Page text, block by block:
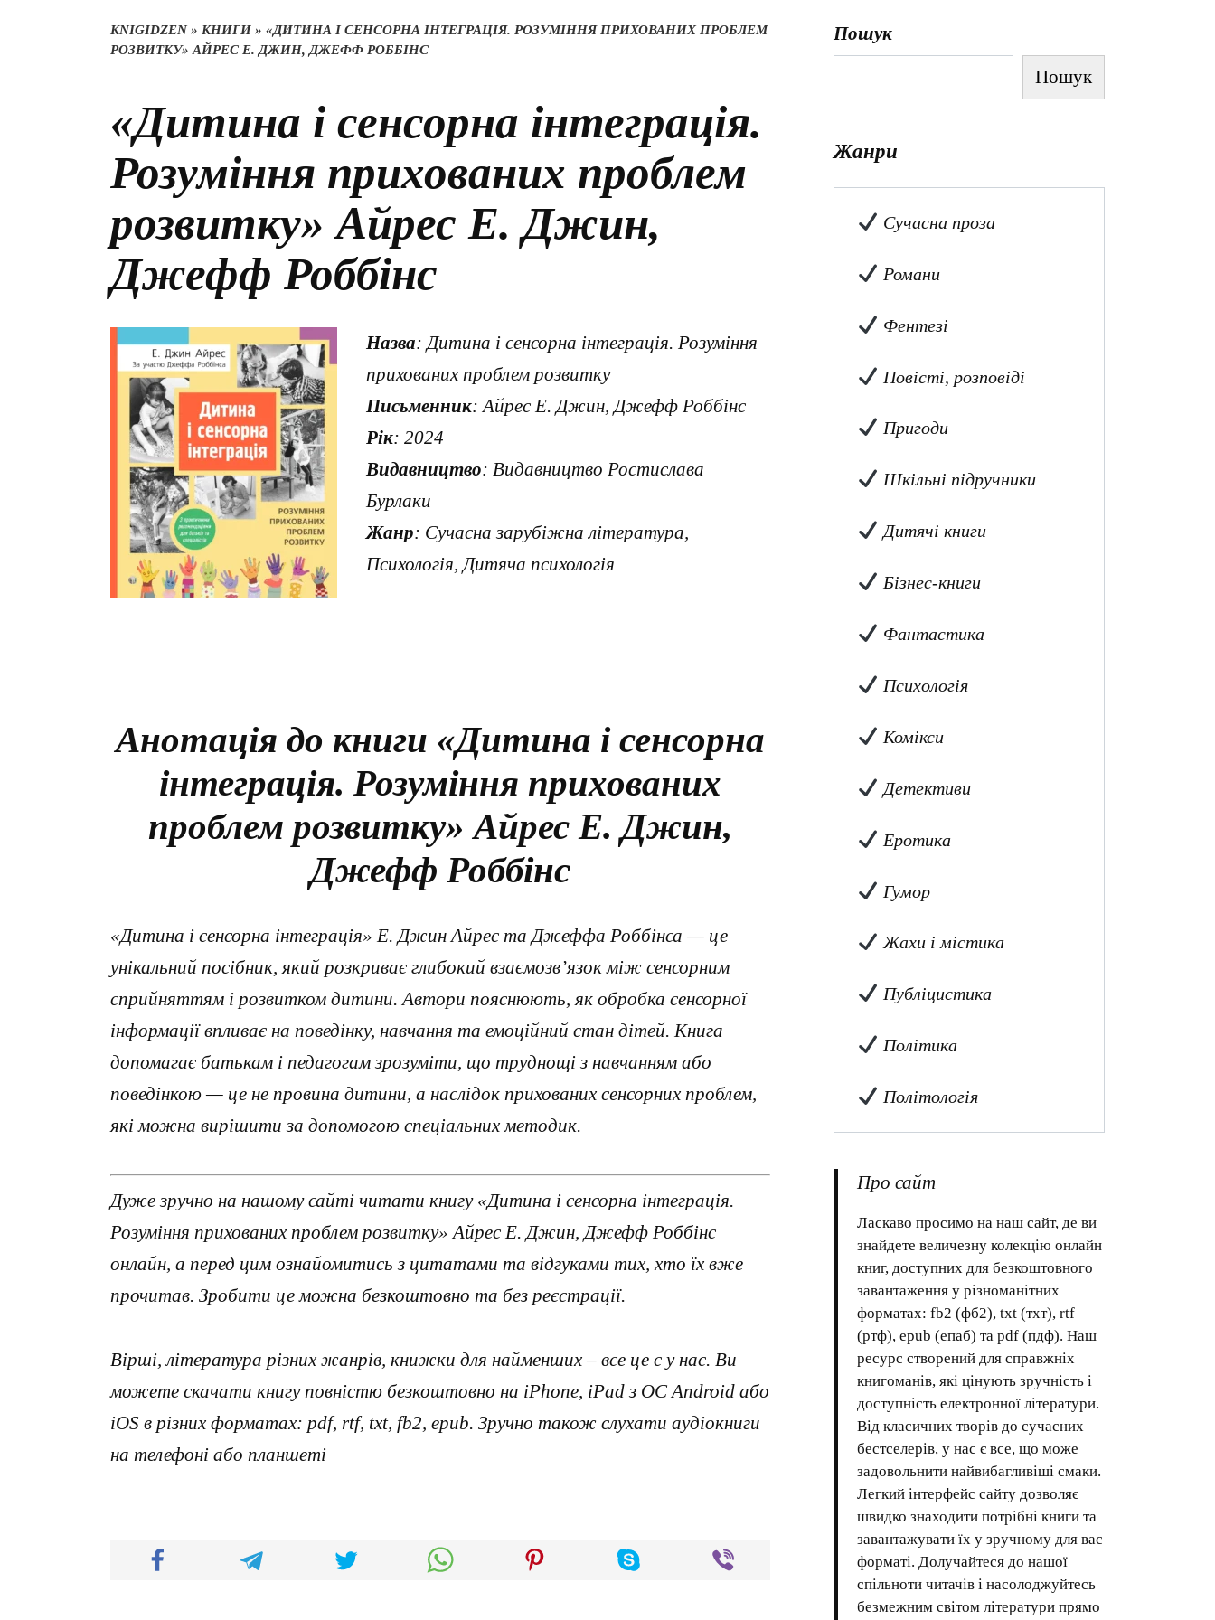
KNIGIDZEN» КНИГИ » «ДИТИНА І СЕНСОРНА ІНТЕГРАЦІЯ. РОЗУМІННЯ ПРИХОВАНИХ ПРОБЛЕМ
РОЗВИТКУ» АЙРЕС Е. ДЖИН, ДЖЕФФ РОББІНС
«Дитина і сенсорна інтеграція.
Розуміння прихованих проблем
розвитку» Айрес Е. Джин,
Джефф Роббінс
Назва: Дитина і сенсорна інтеграція. Розуміння
прихованих проблем розвитку
Письменник: Айрес Е. Джин, Джефф Роббінс
Рік: 2024
Видавництво: Видавництво Ростислава
Бурлаки
Жанр: Сучасна зарубіжна література,
Психологія, Дитяча психологія
Анотація до книги «Дитина і сенсорна
інтеграція. Розуміння прихованих
проблем розвитку» Айрес Е. Джин,
Джефф Роббінс
«Дитина і сенсорна інтеграція» Е. Джин Айрес та Джеффа Роббінса — це
унікальний посібник, який розкриває глибокий взаємозв’язок між сенсорним
сприйняттям і розвитком дитини. Автори пояснюють, як обробка сенсорної
інформації впливає на поведінку, навчання та емоційний стан дітей. Книга
допомагає батькам і педагогам зрозуміти, що труднощі з навчанням або
поведінкою — це не провина дитини, а наслідок прихованих сенсорних проблем,
які можна вирішити за допомогою спеціальних методик.
Дуже зручно на нашому сайті читати книгу «Дитина і сенсорна інтеграція.
Розуміння прихованих проблем розвитку» Айрес Е. Джин, Джефф Роббінс
онлайн, а перед цим ознайомитись з цитатами та відгуками тих, хто їх вже
прочитав. Зробити це можна безкоштовно та без реєстрації.
Вірші, література різних жанрів, книжки для найменших – все це є у нас. Ви
можете скачати книгу повністю безкоштовно на iPhone, iPad з ОС Android або
iOS в різних форматах: pdf, rtf, txt, fb2, epub. Зручно також слухати аудіокниги
на телефоні або планшеті
Пошук
Пошук
Жанри
Сучасна проза
Романи
Фентезі
Повісті, розповіді
Пригоди
Шкільні підручники
Дитячі книги
Бізнес-книги
Фантастика
Психологія
Комікси
Детективи
Еротика
Гумор
Жахи і містика
Публіцистика
Політика
Політологія
Про сайт
Ласкаво просимо на наш сайт, де ви
знайдете величезну колекцію онлайн
книг, доступних для безкоштовного
завантаження у різноманітних
форматах: fb2 (фб2), txt (тхт), rtf
(ртф), epub (епаб) та pdf (пдф). Наш
ресурс створений для справжніх
книгоманів, які цінують зручність і
доступність електронної літератури.
Від класичних творів до сучасних
бестселерів, у нас є все, що може
задовольнити найвибагливіші смаки.
Легкий інтерфейс сайту дозволяє
швидко знаходити потрібні книги та
завантажувати їх у зручному для вас
форматі. Долучайтеся до нашої
спільноти читачів і насолоджуйтесь
безмежним світом літератури прямо